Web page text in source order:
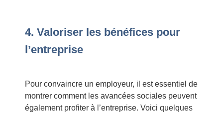
4. Valoriser les bénéfices pour
l’entreprise
Pour convaincre un employeur, il est essentiel de
montrer comment les avancées sociales peuvent
également profiter à l’entreprise. Voici quelques